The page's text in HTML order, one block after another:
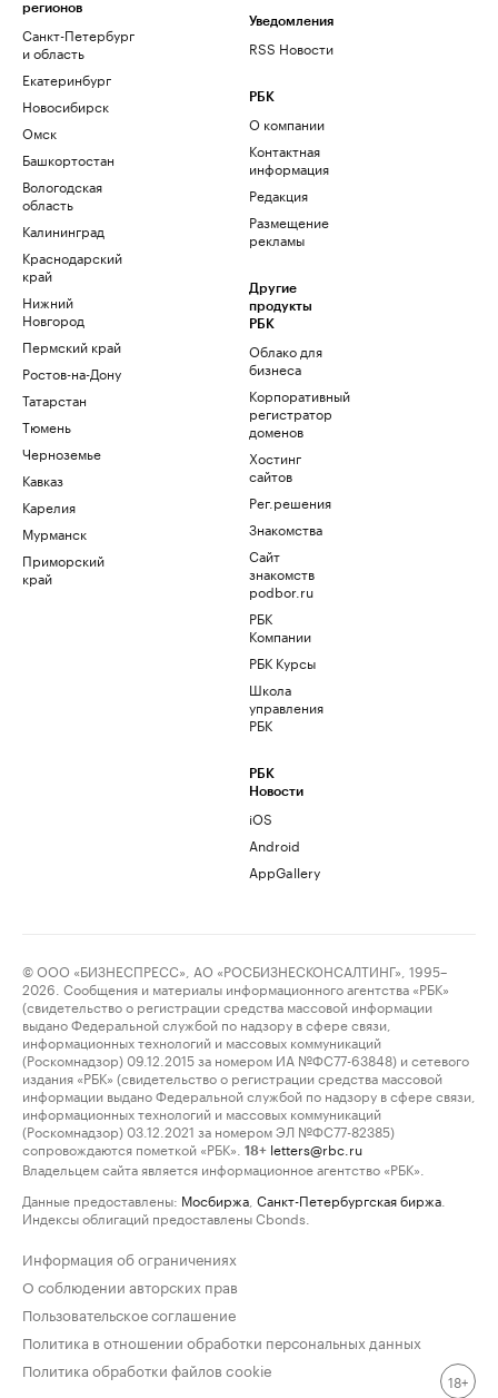
регионов
Санкт-Петербург
и область
Екатеринбург
Новосибирск
Омск
Башкортостан
Вологодская
область
Калининград
Краснодарский
край
Нижний
Новгород
Пермский край
Ростов-на-Дону
Татарстан
Тюмень
Черноземье
Кавказ
Карелия
Мурманск
Приморский
край
Уведомления
RSS Новости
РБК
О компании
Контактная
информация
Редакция
Размещение
рекламы
Другие
продукты
РБК
Облако для
бизнеса
Корпоративный
регистратор
доменов
Хостинг
сайтов
Рег.решения
Знакомства
Сайт
знакомств
podbor.ru
РБК
Компании
РБК Курсы
Школа
управления
РБК
РБК
Новости
iOS
Android
AppGallery
© ООО «БИЗНЕСПРЕСС», АО «РОСБИЗНЕСКОНСАЛТИНГ», 1995–
2026. Сообщения и материалы информационного агентства «РБК»
(свидетельство о регистрации средства массовой информации
выдано Федеральной службой по надзору в сфере связи,
информационных технологий и массовых коммуникаций
(Роскомнадзор) 09.12.2015 за номером ИА №ФС77-63848) и сетевого
издания «РБК» (свидетельство о регистрации средства массовой
информации выдано Федеральной службой по надзору в сфере связи,
информационных технологий и массовых коммуникаций
(Роскомнадзор) 03.12.2021 за номером ЭЛ №ФС77-82385)
сопровождаются пометкой «РБК».
18+ letters@rbc.ru
Владельцем сайта является информационное агентство «РБК».
Данные предоставлены: Мосбиржа Санкт-Петербургская биржа
Индексы облигаций предоставлены Cbonds.
Информация об ограничениях
О соблюдении авторских прав
Пользовательское соглашение
Политика в отношении обработки персональных данных
Политика обработки файлов cookie
18+